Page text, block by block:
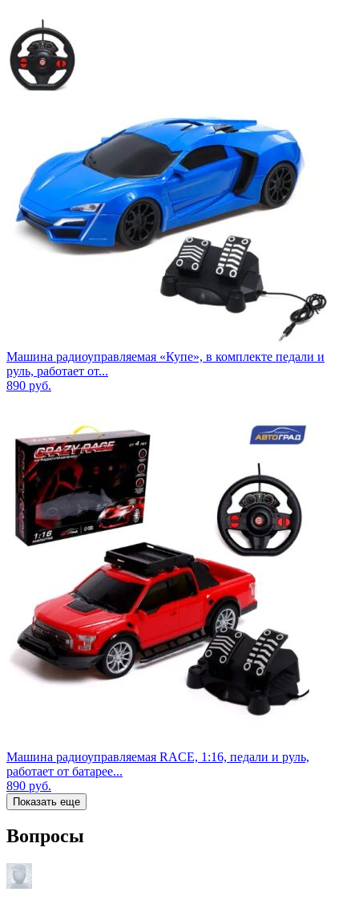
Машина радиоуправляемая «Купе», в комплекте педали и
руль, работает от...
890 руб.
Машина радиоуправляемая RACE, 1:16, педали и руль,
работает от батарее...
890 руб.
Показать еще
Вопросы